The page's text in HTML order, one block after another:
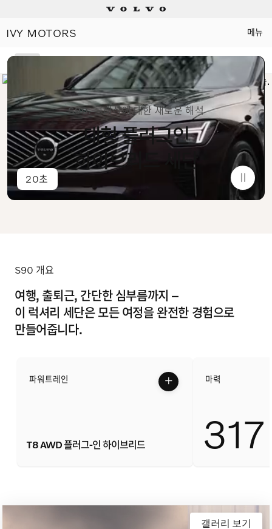
메뉴
IVY MOTORS
S90.클래식에 대한 새로운 해석
대형 플러그인
하이브리드 세단
20초
S90 개요
여행, 출퇴근, 간단한 심부름까지 –
이 럭셔리 세단은 모든 여정을 완전한 경험으로
만들어줍니다.
파워트레인
T8 AWD 플러그-인 하이브리드
+ 마력
갤러리 보기
Plug-in hybrids
Mild hybrids
상담/시승신청
세일즈 컨설턴트
이벤트
이달의 구매조건
서비스